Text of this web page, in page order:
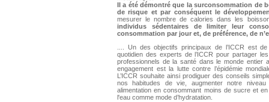
Il a été démontré que la surconsommation de
de risque et par conséquent le
mesurer le nombre de calories dans les
individus sédentaires de limiter leur
consommation par jour et, de préférence, de
.... Un des objectifs principaux de l’ICCR est
quotidien des experts de l’ICCR pour partager
professionnels de la santé dans le monde entier
engagement est la lutte contre l’épidémie
L’ICCR souhaite ainsi prodiguer des conseils
nos habitudes de vie, augmenter notre
alimentation en consommant moins de sucre et
l'eau comme mode d’hydratation.